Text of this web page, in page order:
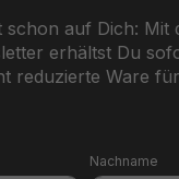
schon auf Dich: Mit
erhältst Du
reduzierte Ware
Nachname